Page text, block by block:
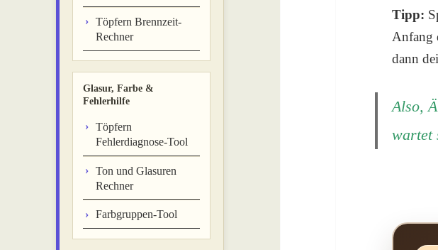
Töpfern Brennzeit-
Rechner
Glasur, Farbe &
Fehlerhilfe
Töpfern
Fehlerdiagnose-Tool
Ton und Glasuren
Rechner
Farbgruppen-Tool
Tipp:
Anfang
dann
Also,
wartet